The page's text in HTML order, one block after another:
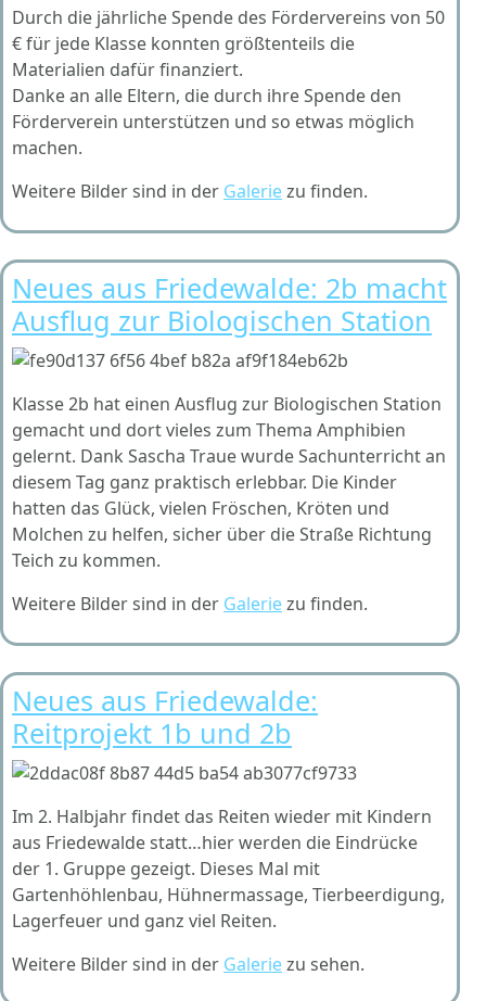
Durch die jährliche Spende des Fördervereins von 50
€ für jede Klasse konnten größtenteils die
Materialien dafür finanziert.
Danke an alle Eltern, die durch ihre Spende den
Förderverein unterstützen und so etwas möglich
machen.
Weitere Bilder sind in der Galeriezu finden.
Neues aus Friedewalde: 2b macht
Ausflug zur Biologischen Station
Klasse 2b hat einen Ausflug zur Biologischen Station
gemacht und dort vieles zum Thema Amphibien
gelernt. Dank Sascha Traue wurde Sachunterricht an
diesem Tag ganz praktisch erlebbar. Die Kinder
hatten das Glück, vielen Fröschen, Kröten und
Molchen zu helfen, sicher über die Straße Richtung
Teich zu kommen.
Weitere Bilder sind in der Galeriezu finden.
Neues aus Friedewalde:
Reitprojekt 1b und 2b
Im 2. Halbjahr findet das Reiten wieder mit Kindern
aus Friedewalde statt…hier werden die Eindrücke
der 1. Gruppe gezeigt. Dieses Mal mit
Gartenhöhlenbau, Hühnermassage, Tierbeerdigung,
Lagerfeuer und ganz viel Reiten.
Weitere Bilder sind in der Galeriezu sehen.